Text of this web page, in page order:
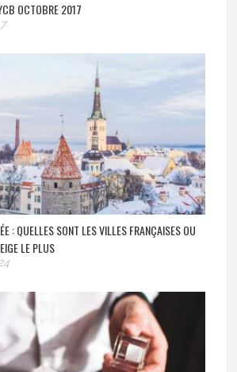
OCTOBRE 2017
: QUELLES SONT LES VILLES FRANÇAISES OU
LE PLUS